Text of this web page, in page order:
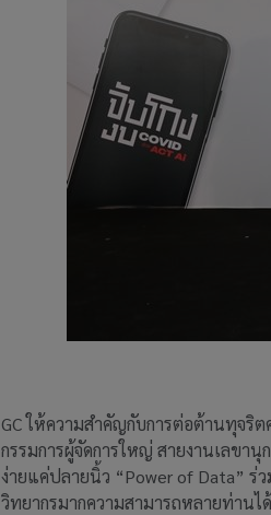
GC ให้ความสำคัญกับการต่อต้านทุจ
กรรมการผู้จัดการใหญ่ สายงานเลขา
ง่ายแค่ปลายนิ้ว “Power of Data” ร่
วิทยากรมากความสามารถหลายท่านไ